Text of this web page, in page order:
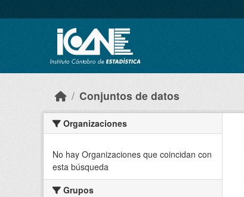
Conjuntos de datos
Organizaciones
No hay Organizaciones que coincidan con
esta búsqueda
Grupos